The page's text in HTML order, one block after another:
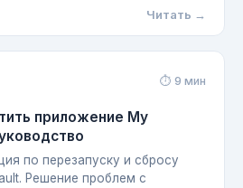
Читать →
⏱ 9 мин
приложение My
по перезапуску и сбросу
Решение проблем с